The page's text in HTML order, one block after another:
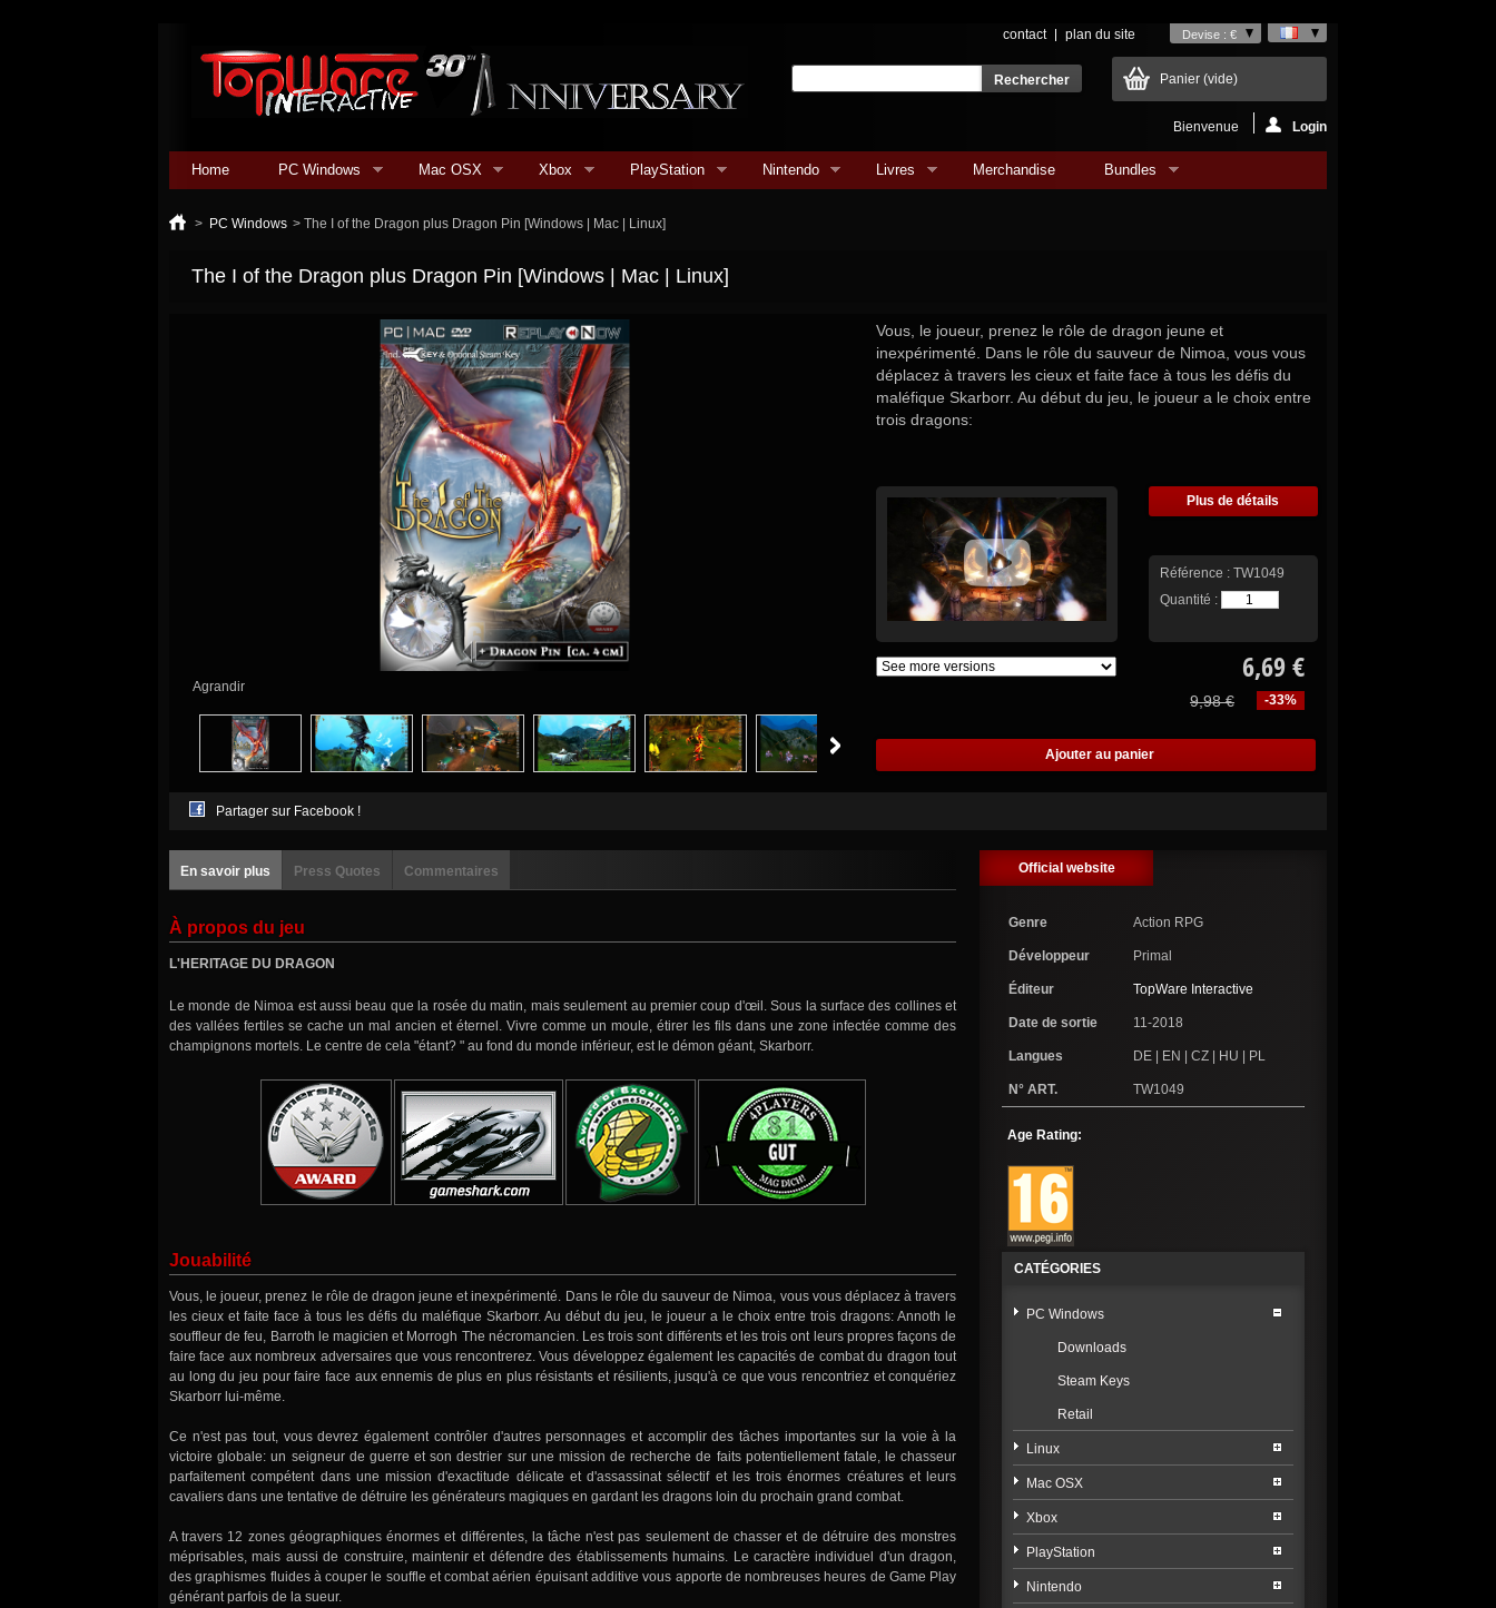
Devise : €
contact plan du site
Panier (vide)
Bienvenue Login
Home PC Windows Mac OSX Xbox PlayStation Nintendo Livres Merchandise Bundles
> PC Windows > The I of the Dragon plus Dragon Pin [Windows | Mac | Linux]
The I of the Dragon plus Dragon Pin [Windows | Mac | Linux]
Agrandir
Vous, le joueur, prenez le rôle de dragon jeune et
inexpérimenté. Dans le rôle du sauveur de Nimoa, vous vous
déplacez à travers les cieux et faite face à tous les défis du
maléfique Skarborr. Au début du jeu, le joueur a le choix entre
trois dragons:
Plus de détails
Référence : TW1049
Quantité :
6,69 €
-33%
9,98 €
Partager sur Facebook !
En savoir plus Press Quotes Commentaires
À propos du jeu
L'HERITAGE DU DRAGON
Le monde de Nimoa est aussi beau que la rosée du matin, mais seulement au premier coup d'œil. Sous la surface des collines et
des vallées fertiles se cache un mal ancien et éternel. Vivre comme un moule, étirer les fils dans une zone infectée comme des
champignons mortels. Le centre de cela "étant? " au fond du monde inférieur, est le démon géant, Skarborr.
Jouabilité
Vous, le joueur, prenez le rôle de dragon jeune et inexpérimenté. Dans le rôle du sauveur de Nimoa, vous vous déplacez à travers
les cieux et faite face à tous les défis du maléfique Skarborr. Au début du jeu, le joueur a le choix entre trois dragons: Annoth le
souffleur de feu, Barroth le magicien et Morrogh The nécromancien. Les trois sont différents et les trois ont leurs propres façons de
faire face aux nombreux adversaires que vous rencontrerez. Vous développez également les capacités de combat du dragon tout
au long du jeu pour faire face aux ennemis de plus en plus résistants et résilients, jusqu'à ce que vous rencontriez et conquériez
Skarborr lui-même.
Ce n'est pas tout, vous devrez également contrôler d'autres personnages et accomplir des tâches importantes sur la voie à la
victoire globale: un seigneur de guerre et son destrier sur une mission de recherche de faits potentiellement fatale, le chasseur
parfaitement compétent dans une mission d'exactitude délicate et d'assassinat sélectif et les trois énormes créatures et leurs
cavaliers dans une tentative de détruire les générateurs magiques en gardant les dragons loin du prochain grand combat.
A travers 12 zones géographiques énormes et différentes, la tâche n'est pas seulement de chasser et de détruire des monstres
méprisables, mais aussi de construire, maintenir et défendre des établissements humains. Le caractère individuel d'un dragon,
des graphismes fluides à couper le souffle et combat aérien épuisant additive vous apporte de nombreuses heures de Game Play
générant parfois de la sueur.
Official website
Genre Action RPG
Développeur Primal
Éditeur TopWare Interactive
Date de sortie 11-2018
Langues DE | EN | CZ | HU | PL
N° ART. TW1049
Age Rating:
CATÉGORIES
PC Windows
Downloads
Steam Keys
Retail
Linux
Mac OSX
Xbox
PlayStation
Nintendo